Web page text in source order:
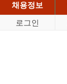
채용정보
로그인